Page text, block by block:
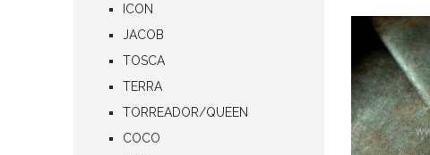
ICON
JACOB
TOSCA
TERRA
TORREADOR/QUEEN
COCO